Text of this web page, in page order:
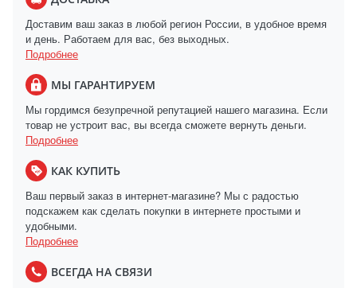
Доставим ваш заказ в любой регион России, в удобное время
и день. Работаем для вас, без выходных.
Подробнее
МЫ ГАРАНТИРУЕМ
Мы гордимся безупречной репутацией нашего магазина. Если
товар не устроит вас, вы всегда сможете вернуть деньги.
Подробнее
КАК КУПИТЬ
Ваш первый заказ в интернет-магазине? Мы с радостью
подскажем как сделать покупки в интернете простыми и
удобными.
Подробнее
ВСЕГДА НА СВЯЗИ